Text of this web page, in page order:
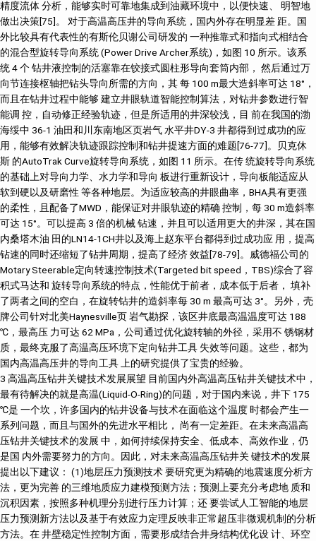
3 高温高压钻井关键技术发展展望 目前国内外高温高压钻井关键技术中，
最有待解决的就是高温(Liquid-O-Ring)的问题，对于国内来说，井下 175
℃是 一个坎，许多国内的钻井设备与技术在面临这个温度 时都会产生一
系列问题，而且与国外的先进水平相比， 尚有一定差距。在未来高温高
压钻井关键技术的发展 中，如何持续保持安全、低成本、高效作业，仍
是国 内外需要努力的方向。因此，对未来高温高压钻井关 键技术的发展
提出以下建议： (1)地层压力预测技术 要研究更为精确的地震速度分析方
法，更为完善 的三维地质应力建模预测方法；预测上要充分考虑地 质和
沉积因素，按照多种机理分别进行压力计算；还 要尝试人工智能的地层
压力预测新方法以及基于有效应力定理反映非正常超压非微观机制的分析
方法。在 井壁稳定性控制方面，需要形成结合井身结构优化设 计、环空